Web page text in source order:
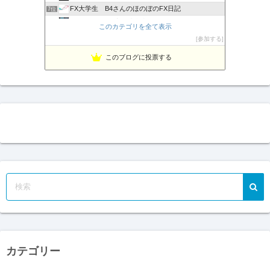
7位 FX大学生 B4さんのほのぼのFX日記
XMでトレード：トレーダーが語る成功の秘訣
負けない！無料「Immortal_EA」究極システムトレード
FXマニア$豪ドル好きな店主のブログ
14位
このカテゴリを全て表示
参加する
このブログに投票する
カテゴリー